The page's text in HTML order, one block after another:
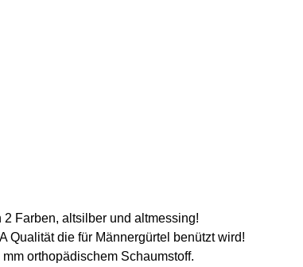
Farben, altsilber und altmessing!
Qualität die für Männergürtel benützt wird!
orthopädischem Schaumstoff.